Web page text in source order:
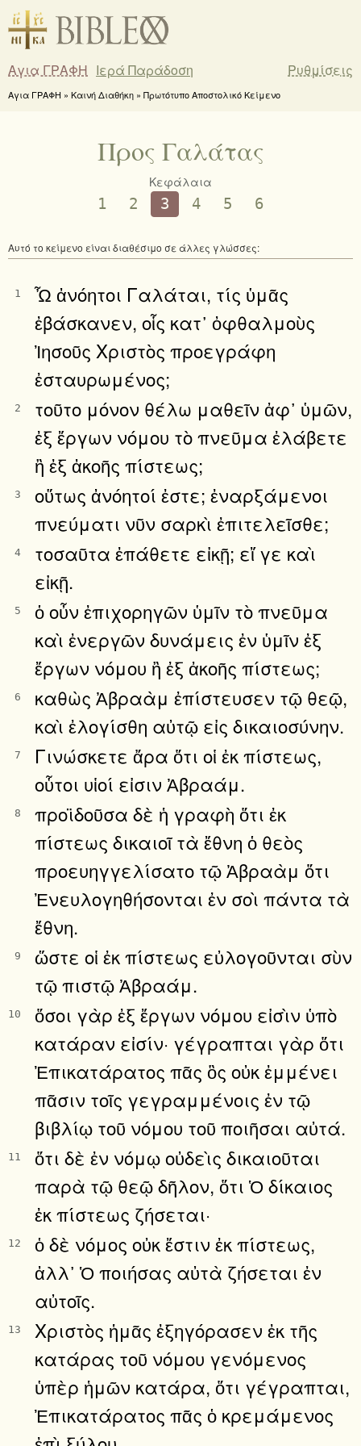
Αγια ΓΡΑΦΗ Ιερά Παράδοση Ρυθμίσεις
Αγια ΓΡΑΦΗ » Καινή Διαθήκη » Πρωτότυπο Αποστολικό Κείμενο
Προς Γαλάτας
Κεφάλαια
1 2 3 4 5 6
Αυτό το κείμενο είναι διαθέσιμο σε άλλες γλώσσες:
1
Ὦ ἀνόητοι Γαλάται, τίς ὑμᾶς
ἐβάσκανεν, οἷς κατ᾿ ὀφθαλμοὺς
Ἰησοῦς Χριστὸς προεγράφη
ἐσταυρωμένος;
2
τοῦτο μόνον θέλω μαθεῖν ἀφ᾿ ὑμῶν,
ἐξ ἔργων νόμου τὸ πνεῦμα ἐλάβετε
ἢ ἐξ ἀκοῆς πίστεως;
3
οὕτως ἀνόητοί ἐστε; ἐναρξάμενοι
πνεύματι νῦν σαρκὶ ἐπιτελεῖσθε;
4
τοσαῦτα ἐπάθετε εἰκῇ; εἴ γε καὶ
εἰκῇ.
5
ὁ οὖν ἐπιχορηγῶν ὑμῖν τὸ πνεῦμα
καὶ ἐνεργῶν δυνάμεις ἐν ὑμῖν ἐξ
ἔργων νόμου ἢ ἐξ ἀκοῆς πίστεως;
6
καθὼς Ἀβραὰμ ἐπίστευσεν τῷ θεῷ,
καὶ ἐλογίσθη αὐτῷ εἰς δικαιοσύνην.
7
Γινώσκετε ἄρα ὅτι οἱ ἐκ πίστεως,
οὗτοι υἱοί εἰσιν Ἀβραάμ.
8
προϊδοῦσα δὲ ἡ γραφὴ ὅτι ἐκ
πίστεως δικαιοῖ τὰ ἔθνη ὁ θεὸς
προευηγγελίσατο τῷ Ἀβραὰμ ὅτι
Ἐνευλογηθήσονται ἐν σοὶ πάντα τὰ
ἔθνη.
9
ὥστε οἱ ἐκ πίστεως εὐλογοῦνται σὺν
τῷ πιστῷ Ἀβραάμ.
10
ὅσοι γὰρ ἐξ ἔργων νόμου εἰσὶν ὑπὸ
κατάραν εἰσίν· γέγραπται γὰρ ὅτι
Ἐπικατάρατος πᾶς ὃς οὐκ ἐμμένει
πᾶσιν τοῖς γεγραμμένοις ἐν τῷ
βιβλίῳ τοῦ νόμου τοῦ ποιῆσαι αὐτά.
11
ὅτι δὲ ἐν νόμῳ οὐδεὶς δικαιοῦται
παρὰ τῷ θεῷ δῆλον, ὅτι Ὁ δίκαιος
ἐκ πίστεως ζήσεται·
12
ὁ δὲ νόμος οὐκ ἔστιν ἐκ πίστεως,
ἀλλ᾿ Ὁ ποιήσας αὐτὰ ζήσεται ἐν
αὐτοῖς.
13
Χριστὸς ἡμᾶς ἐξηγόρασεν ἐκ τῆς
κατάρας τοῦ νόμου γενόμενος
ὑπὲρ ἡμῶν κατάρα, ὅτι γέγραπται,
Ἐπικατάρατος πᾶς ὁ κρεμάμενος